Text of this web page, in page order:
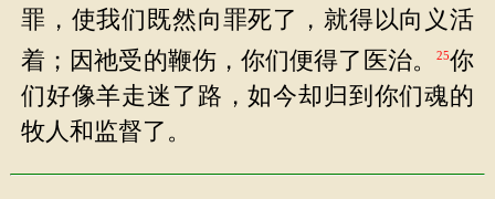
罪，使我们既然向罪死了，就得以向义活
着；因祂受的鞭伤，你们便得了医治。
25你
们好像羊走迷了路，如今却归到你们魂的
牧人和监督了。